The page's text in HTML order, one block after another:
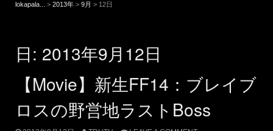
lokapala... > 2013年 > 9月 > 12日
日: 2013年9月12日
【Movie】新生FF14：ブレイブ
ロスの野営地ラストBoss